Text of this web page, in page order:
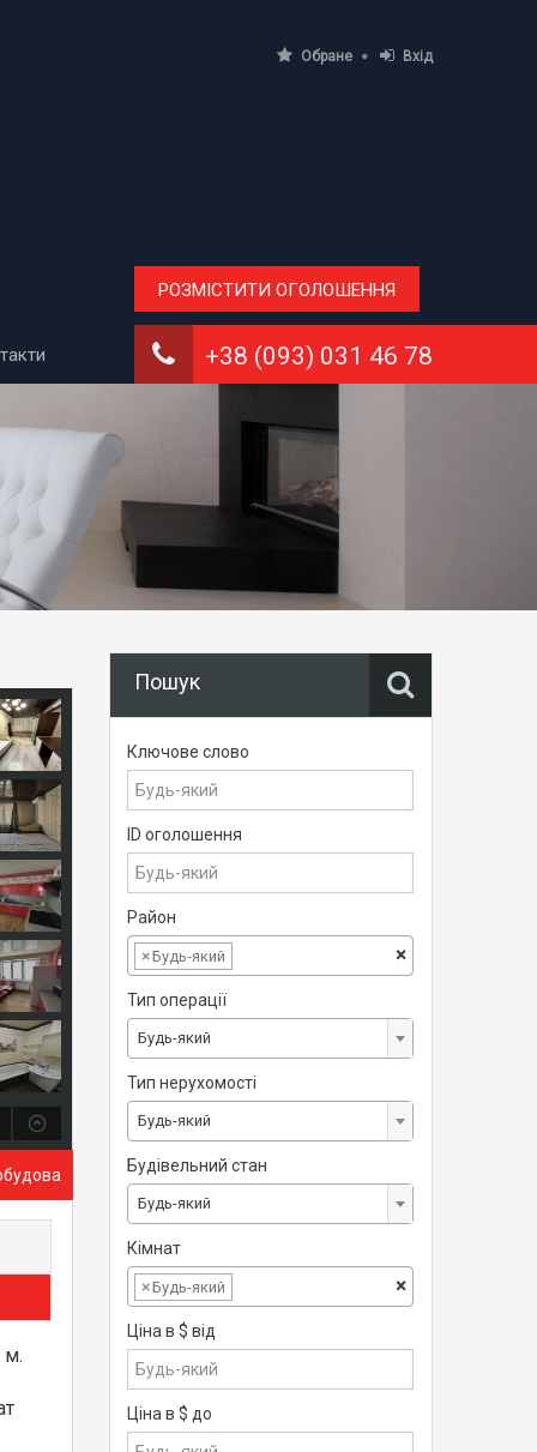
Обране Вхід
РОЗМІСТИТИ ОГОЛОШЕННЯ
+38 (093) 031 46 78
м.
Пошук
Ключове слово
ID оголошення
Район
×
×Будь-який
Тип операції
Будь-який
Тип нерухомості
Будь-який
Будівельний стан
Будь-який
Кімнат
×
×Будь-який
Ціна в $ від
Ціна в $ до